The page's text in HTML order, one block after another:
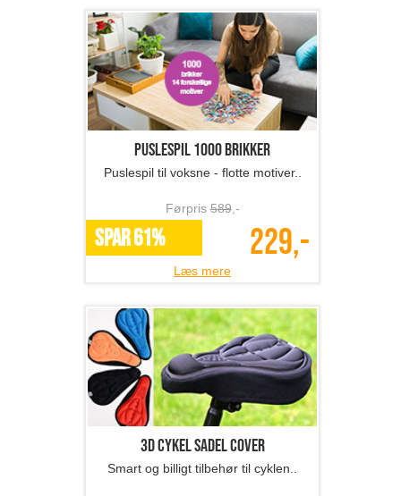
Puslespil 1000 brikker
Puslespil til voksne - flotte motiver..
Førpris589,-
SPAR 61% 229,-
Læs mere
3D cykel sadel cover
Smart og billigt tilbehør til cyklen..